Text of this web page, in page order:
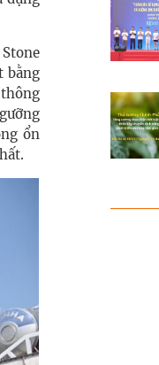
bằng
ổn